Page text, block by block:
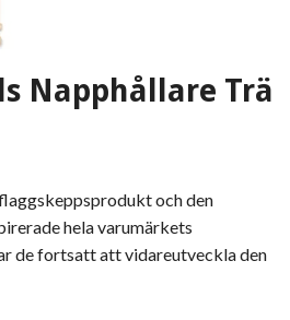
Napphållare Trä
och den
hela varumärkets
de fortsatt att vidareutveckla den